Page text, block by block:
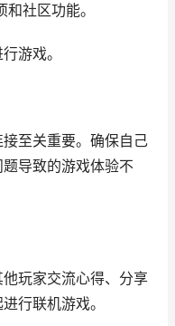
社区功能。
游戏。
至关重要。确保自己
导致的游戏体验不
玩家交流心得、分享
行联机游戏。